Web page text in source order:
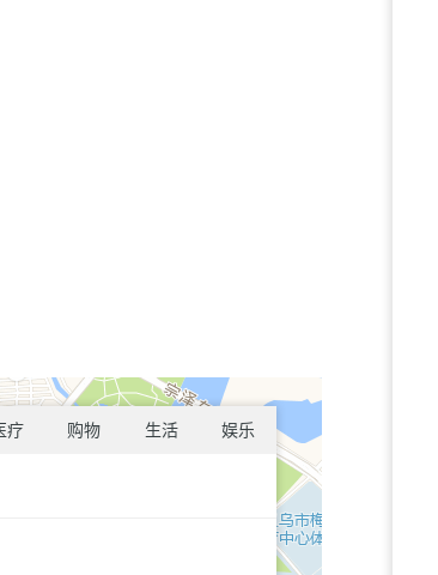
疗 购物 生活 娱乐